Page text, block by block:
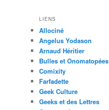
LIENS
Allociné
Angelus Yodason
Arnaud Héritier
Bulles et Onomatopées
Comixity
Farfadette
Geek Culture
Geeks et des Lettres